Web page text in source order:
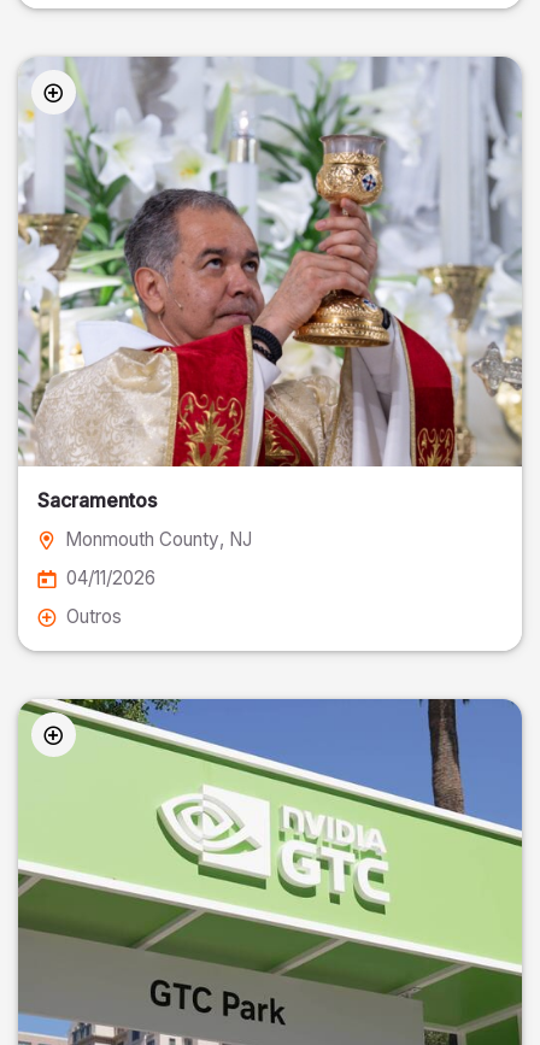
Sacramentos
Monmouth County, NJ
04/11/2026
Outros